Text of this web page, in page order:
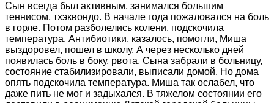
Сын всегда был активным, занимался большим
теннисом, тхэквондо. В начале года пожаловался на боль
в горле. Потом разболелись колени, подскочила
температура. Антибиотики, казалось, помогли, Миша
выздоровел, пошел в школу. А через несколько дней
появилась боль в боку, рвота. Сына забрали в больницу,
состояние стабилизировали, выписали домой. Но дома
опять подскочила температура. Миша так ослабел, что
даже пить не мог и задыхался. В тяжелом состоянии его